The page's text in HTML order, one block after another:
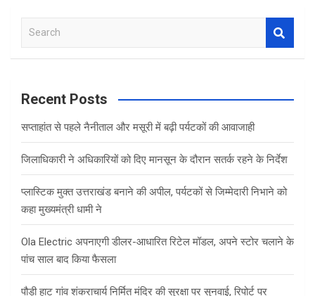
a
c
Recent Posts
सप्ताहांत से पहले नैनीताल और मसूरी में बढ़ी पर्यटकों की आवाजाही
जिलाधिकारी ने अधिकारियों को दिए मानसून के दौरान सतर्क रहने के निर्देश
प्लास्टिक मुक्त उत्तराखंड बनाने की अपील, पर्यटकों से जिम्मेदारी निभाने को
कहा मुख्यमंत्री धामी ने
Ola Electric अपनाएगी डीलर-आधारित रिटेल मॉडल, अपने स्टोर चलाने के
पांच साल बाद किया फैसला
पौड़ी हाट गांव शंकराचार्य निर्मित मंदिर की सुरक्षा पर सुनवाई, रिपोर्ट पर